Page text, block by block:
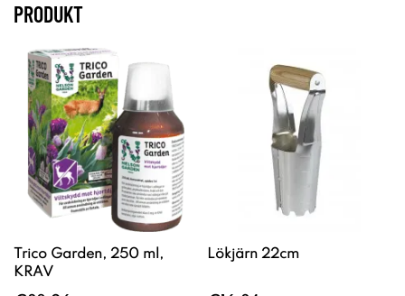
PRODUKT
Trico Garden, 250 ml,
KRAV
Lökjärn 22cm